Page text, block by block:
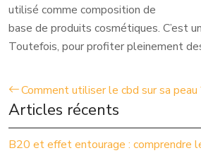
utilisé comme composition de
base de produits cosmétiques. C’est
Toutefois, pour profiter pleinement
Comment utiliser le cbd sur sa peau
Articles récents
B20 et effet entourage : comprendre